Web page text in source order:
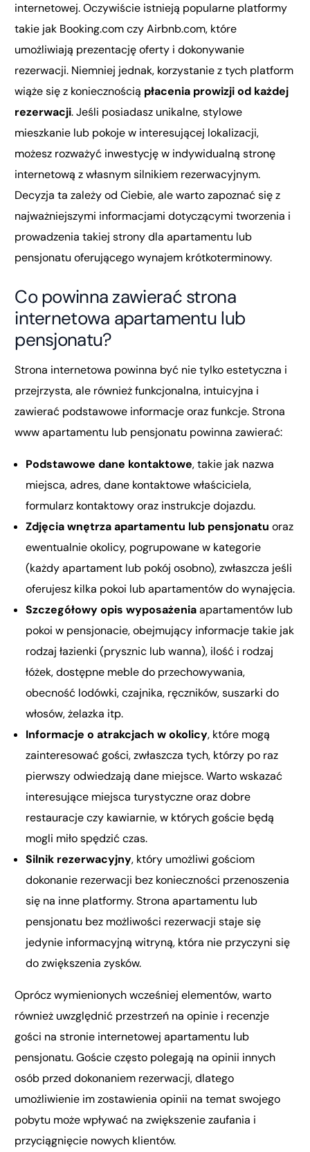
internetowej. Oczywiście istnieją popularne platformy
takie jak Booking.com czy Airbnb.com, które
umożliwiają prezentację oferty i dokonywanie
rezerwacji. Niemniej jednak, korzystanie z tych platform
wiąże się z koniecznością płacenia prowizji od każdej
rezerwacji. Jeśli posiadasz unikalne, stylowe
mieszkanie lub pokoje w interesującej lokalizacji,
możesz rozważyć inwestycję w indywidualną stronę
internetową z własnym silnikiem rezerwacyjnym.
Decyzja ta zależy od Ciebie, ale warto zapoznać się z
najważniejszymi informacjami dotyczącymi tworzenia i
prowadzenia takiej strony dla apartamentu lub
pensjonatu oferującego wynajem krótkoterminowy.
Co powinna zawierać strona
internetowa apartamentu lub
pensjonatu?
Strona internetowa powinna być nie tylko estetyczna i
przejrzysta, ale również funkcjonalna, intuicyjna i
zawierać podstawowe informacje oraz funkcje. Strona
www apartamentu lub pensjonatu powinna zawierać:
Podstawowe dane kontaktowe, takie jak nazwa
miejsca, adres, dane kontaktowe właściciela,
formularz kontaktowy oraz instrukcje dojazdu.
Zdjęcia wnętrza apartamentu lub pensjonatu oraz
ewentualnie okolicy, pogrupowane w kategorie
(każdy apartament lub pokój osobno), zwłaszcza jeśli
oferujesz kilka pokoi lub apartamentów do wynajęcia.
Szczegółowy opis wyposażeniaapartamentów lub
pokoi w pensjonacie, obejmujący informacje takie jak
rodzaj łazienki (prysznic lub wanna), ilość i rodzaj
łóżek, dostępne meble do przechowywania,
obecność lodówki, czajnika, ręczników, suszarki do
włosów, żelazka itp.
Informacje o atrakcjach w okolicy, które mogą
zainteresować gości, zwłaszcza tych, którzy po raz
pierwszy odwiedzają dane miejsce. Warto wskazać
interesujące miejsca turystyczne oraz dobre
restauracje czy kawiarnie, w których goście będą
mogli miło spędzić czas.
Silnik rezerwacyjny, który umożliwi gościom
dokonanie rezerwacji bez konieczności przenoszenia
się na inne platformy. Strona apartamentu lub
pensjonatu bez możliwości rezerwacji staje się
jedynie informacyjną witryną, która nie przyczyni się
do zwiększenia zysków.
Oprócz wymienionych wcześniej elementów, warto
również uwzględnić przestrzeń na opinie i recenzje
gości na stronie internetowej apartamentu lub
pensjonatu. Goście często polegają na opinii innych
osób przed dokonaniem rezerwacji, dlatego
umożliwienie im zostawienia opinii na temat swojego
pobytu może wpływać na zwiększenie zaufania i
przyciągnięcie nowych klientów.